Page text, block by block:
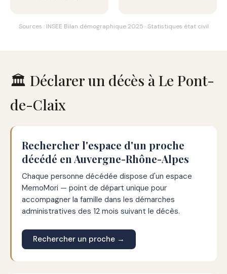
Sources : INSEE Bilan démographique 2025 · Statistiques état civil
🏛️ Déclarer un décès à Le Pont-
de-Claix
Rechercher l'espace d'un proche
décédé en Auvergne-Rhône-Alpes
Chaque personne décédée dispose d'un espace
MemoMori — point de départ unique pour
accompagner la famille dans les démarches
administratives des 12 mois suivant le décès.
Rechercher un proche →